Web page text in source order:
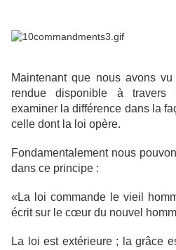
Maintenant que nous avons
rendue disponible à
examiner la différence dans la
celle dont la loi opère.
Fondamentalement nous
dans ce principe :
«La loi commande le vieil
écrit sur le cœur du nouvel
La loi est extérieure ; la grâce